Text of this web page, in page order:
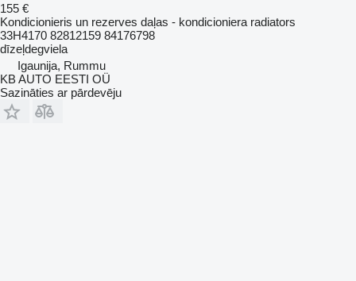
155 €
Kondicionieris un rezerves daļas - kondicioniera radiators
33H4170 82812159 84176798
dīzeļdegviela
Igaunija, Rummu
KB AUTO EESTI OÜ
Sazināties ar pārdevēju